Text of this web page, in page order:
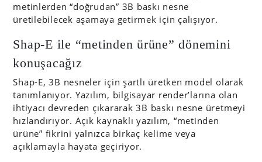
metinlerden “doğrudan” 3B baskı nesne
üretilebilecek aşamaya getirmek için çalışıyor.
Shap-E ile “metinden ürüne” dönemini
konuşacağız
Shap-E, 3B nesneler için şartlı üretken model olarak
tanımlanıyor. Yazılım, bilgisayar render’larına olan
ihtiyacı devreden çıkararak 3B baskı nesne üretmeyi
hızlandırıyor. Açık kaynaklı yazılım, “metinden
ürüne” fikrini yalnızca birkaç kelime veya
açıklamayla hayata geçiriyor.